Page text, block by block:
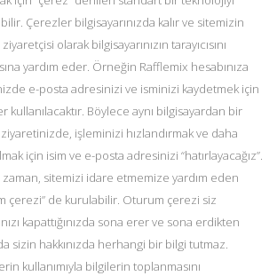
Çerezler bilgisayarınızda kalır ve sitemizin
olarak bilgisayarınızın tarayıcısını
yardım eder. Örneğin Rafflemix hesabınıza
e-posta adresinizi ve isminizi kaydetmek için
kullanılacaktır. Böylece aynı bilgisayardan bir
işleminizi hızlandırmak ve daha
için isim ve e-posta adresinizi “hatırlayacağız”.
zaman, sitemizi idare etmemize yardım eden
çerezi” de kurulabilir. Oturum çerezi siz
kapattığınızda sona erer ve sona erdikten
sizin hakkınızda herhangi bir bilgi tutmaz.
kullanımıyla bilgilerin toplanmasını